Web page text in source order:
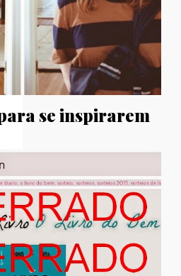
se inspirarem